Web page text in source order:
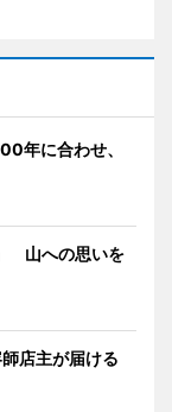
年に合わせ、
山への思いを
店主が届ける